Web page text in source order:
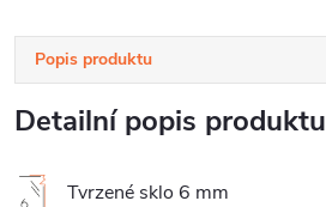
Popis produktu
Detailní popis produktu
Tvrzené sklo 6 mm